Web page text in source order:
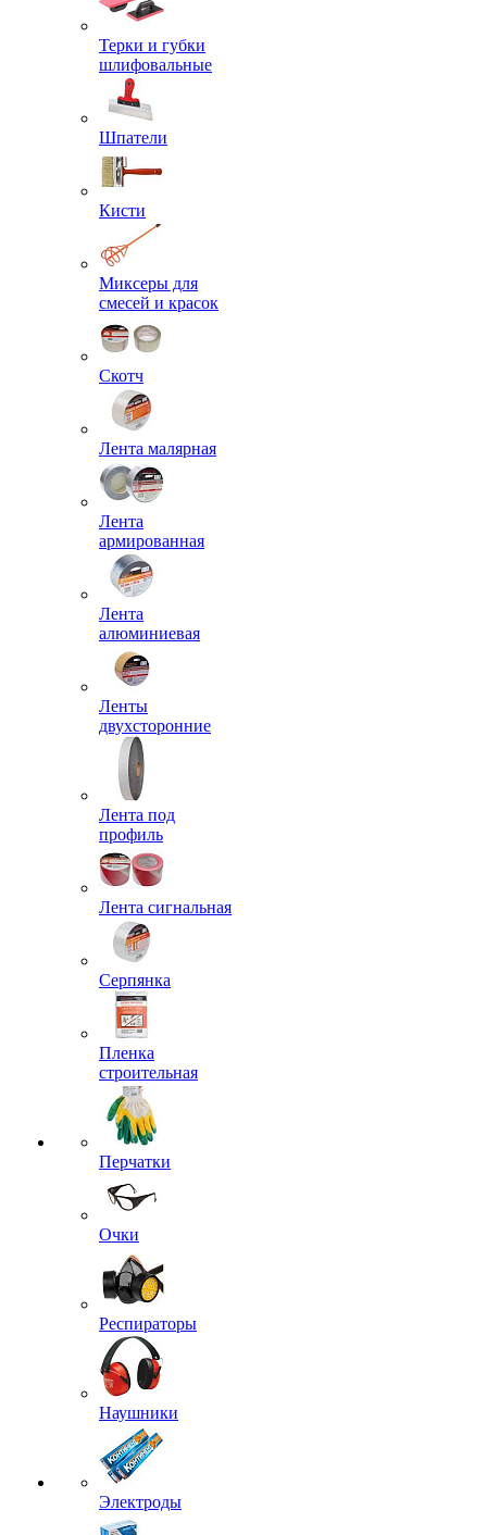
Терки и губки
шлифовальные
Шпатели
Кисти
Миксеры для
смесей и красок
Скотч
Лента малярная
Лента
армированная
Лента
алюминиевая
Ленты
двухсторонние
Лента под
профиль
Лента сигнальная
Серпянка
Пленка
строительная
Перчатки
Очки
Респираторы
Наушники
Электроды